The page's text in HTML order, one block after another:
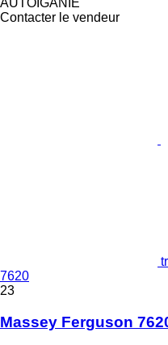
AUTOIGANIE
Contacter le vendeur
7620
23
Massey Ferguson